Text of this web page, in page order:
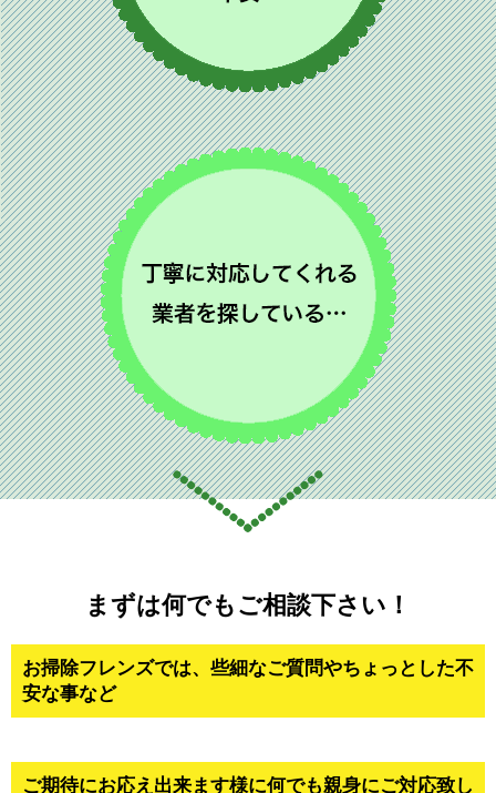
まずは何でもご相談下さい！
お掃除フレンズでは、些細なご質問やちょっとした不
安な事など
ご期待にお応え出来ます様に何でも親身にご対応致し